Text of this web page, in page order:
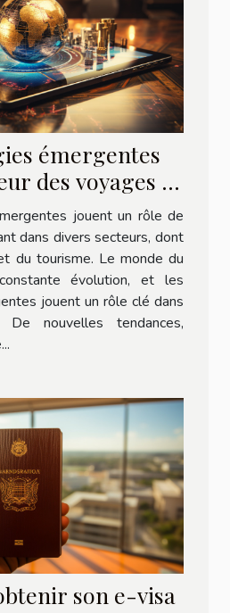
émergentes
des voyages et
jouent un rôle de
dans divers secteurs, dont
du tourisme. Le monde du
évolution, et les
jouent un rôle clé dans
De nouvelles tendances,
son e-visa